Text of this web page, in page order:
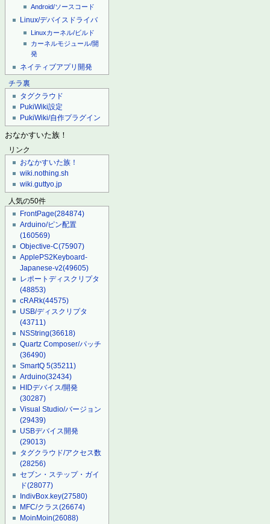
Android/ソースコード
Linux/デバイスドライバ
Linuxカーネル/ビルド
カーネルモジュール/開
発
ネイティブアプリ開発
チラ裏
タグクラウド
PukiWiki設定
PukiWiki/自作プラグイン
おなかすいた族！
リンク
おなかすいた族！
wiki.nothing.sh
wiki.guttyo.jp
人気の50件
FrontPage(284874)
Arduino/ピン配置
(160569)
Objective-C(75907)
ApplePS2Keyboard-
Japanese-v2(49605)
レポートディスクリプタ
(48853)
cRARk(44575)
USB/ディスクリプタ
(43711)
NSString(36618)
Quartz Composer/パッチ
(36490)
SmartQ 5(35211)
Arduino(32434)
HIDデバイス/開発
(30287)
Visual Studio/バージョン
(29439)
USBデバイス開発
(29013)
タグクラウド/アクセス数
(28256)
セブン・ステップ・ガイ
ド(28077)
IndivBox.key(27580)
MFC/クラス(26674)
MoinMoin(26088)